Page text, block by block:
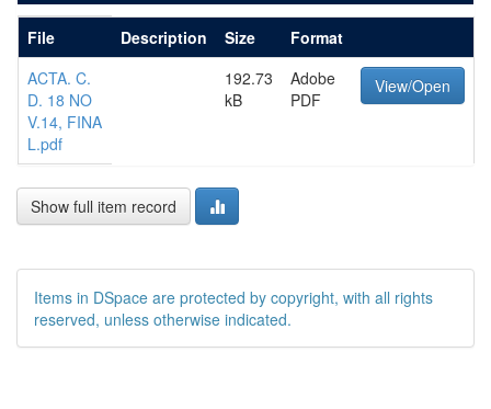
File Description Size
Format
ACTA. C.
D. 18 NO
V.14, FINA
L.pdf
192.73
kB
Adobe
PDF
View/Open
Show full item record
Items in DSpace are protected by copyright, with all rights
reserved, unless otherwise indicated.